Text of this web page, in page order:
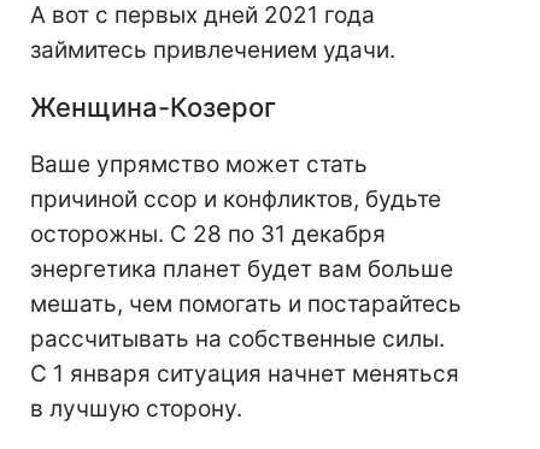
А вот с первых дней 2021 года
займитесь привлечением удачи.
Женщина-Козерог
Ваше упрямство может стать
причиной ссор и конфликтов, будьте
осторожны. С 28 по 31 декабря
энергетика планет будет вам больше
мешать, чем помогать и постарайтесь
рассчитывать на собственные силы.
С 1 января ситуация начнет меняться
в лучшую сторону.